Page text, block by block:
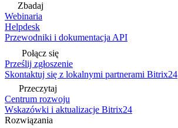
Zbadaj
Webinaria
Helpdesk
Przewodniki i dokumentacja API
Połącz się
Prześlij zgłoszenie
Skontaktuj się z lokalnymi partnerami Bitrix24
Przeczytaj
Centrum rozwoju
Wskazówki i aktualizacje Bitrix24
Rozwiązania